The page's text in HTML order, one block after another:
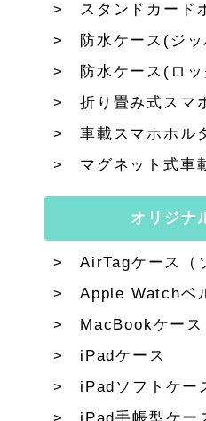
スタンドカード
防水ケース(ジ
防水ケース(ロ
折り畳み式スマ
車載スマホホル
マグネット式車
オリジナ
AirTagケース（
Apple Watchベ
MacBookケース
iPadケース
iPadソフトケー